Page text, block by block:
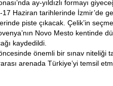
ay-yıldızlı formayı
17 Haziran tarihlerinde İzmir’de
piste çıkacak. Çelik’in
Novo Mesto kentinde
kaydedildi.
önemli bir sınav niteliği
arenada Türkiye’yi temsil